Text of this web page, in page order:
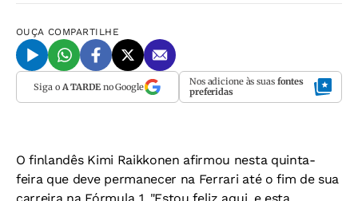
OUÇA COMPARTILHE
Siga o A TARDEno Google Nos adicione às suas fontes
preferidas
O finlandês Kimi Raikkonen afirmou nesta quinta-
feira que deve permanecer na Ferrari até o fim de sua